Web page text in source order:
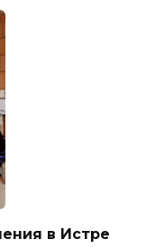
в Истре